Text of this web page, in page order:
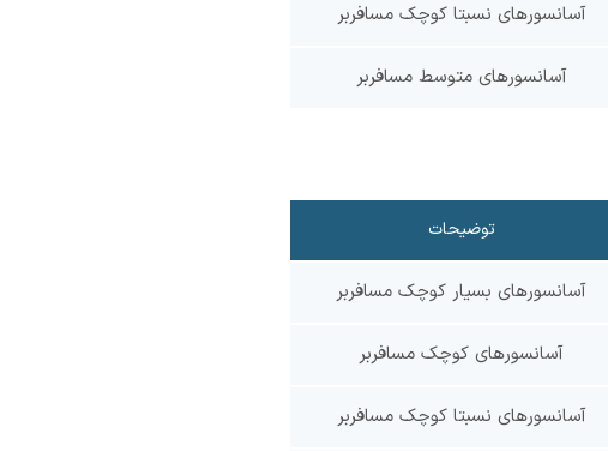
آسانسورهای نسبتا کوچک مسافربر
آسانسورهای متوسط مسافربر
توضیحات
آسانسورهای بسیار کوچک مسافربر
آسانسورهای کوچک مسافربر
آسانسورهای نسبتا کوچک مسافربر